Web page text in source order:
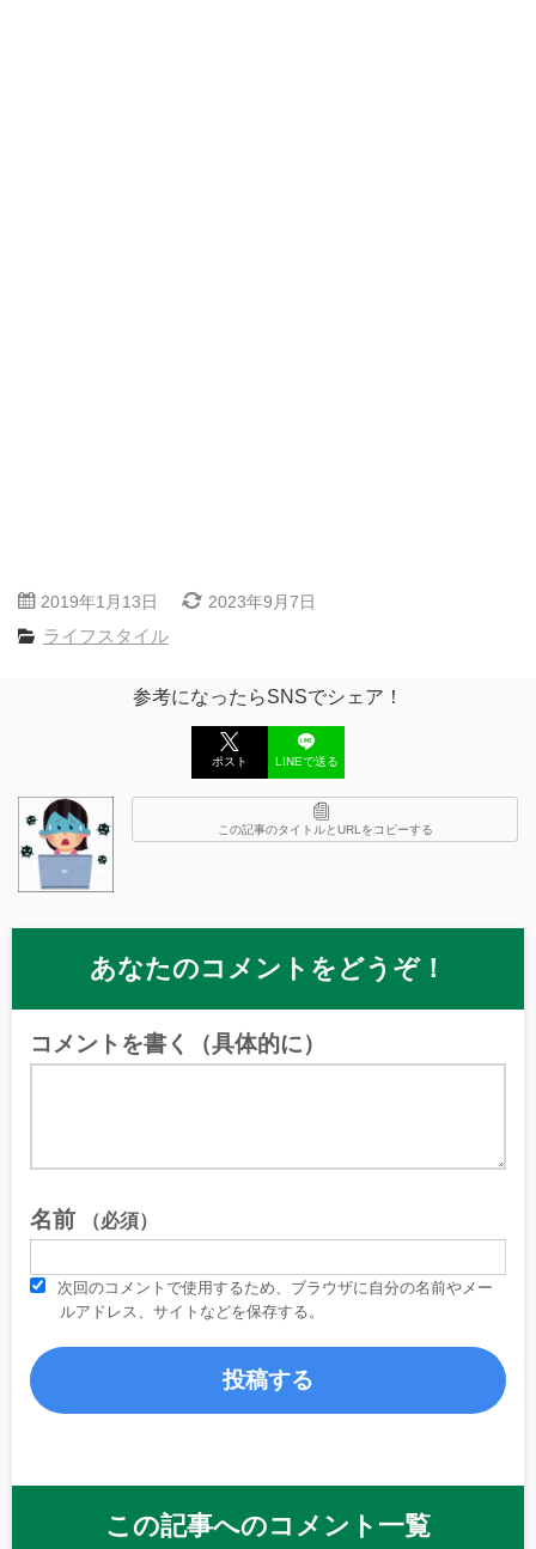
2019年1月13日 2023年9月7日
ライフスタイル
参考になったらSNSでシェア！
ポスト LINEで送る
この記事のタイトルとURLをコピーする
あなたのコメントをどうぞ！
コメントを書く（具体的に）
名前 （必須）
次回のコメントで使用するため、ブラウザに自分の名前やメー
ルアドレス、サイトなどを保存する。
この記事へのコメント一覧